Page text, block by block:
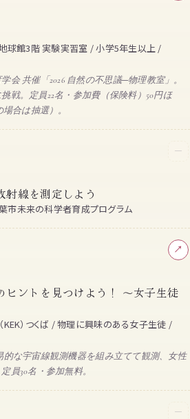
地球館3階 実験実習室 / 小学5年生以上 /
会 共催「2026 自然の不思議─物理教室」。
戦。定員22名・参加費（保険料）50円ほ
合は抽選）。
射線を測定しよう
市未来の科学者育成プログラム
─
ヒントを見つけよう！ 〜女子生徒
）つくば / 物理に興味のある女子生徒 /
的な宇宙線観測機器を組み立てて観測、女性
員30名・参加無料。
↗
─